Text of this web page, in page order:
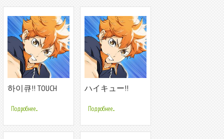
하이큐!! TOUCH
Подробнее...
ハイキュー!!
Подробнее...